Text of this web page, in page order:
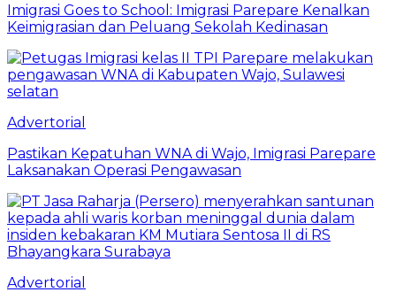
Imigrasi Goes to School: Imigrasi Parepare Kenalkan
Keimigrasian dan Peluang Sekolah Kedinasan
Advertorial
Pastikan Kepatuhan WNA di Wajo, Imigrasi Parepare
Laksanakan Operasi Pengawasan
Advertorial